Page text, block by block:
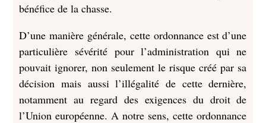
bénéfice de la chasse.
D’une manière générale, cette ordonnance est d’une
particulière sévérité pour l’administration qui ne
pouvait ignorer, non seulement le risque créé par sa
décision mais aussi l’illégalité de cette dernière,
notamment au regard des exigences du droit de
l’Union européenne. A notre sens, cette ordonnance